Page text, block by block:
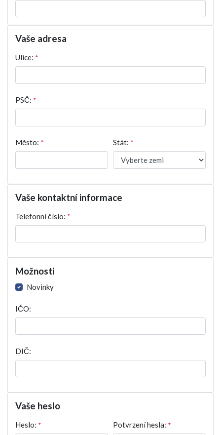
Vaše adresa
Ulice: *
PSČ: *
Město: * Stát: *
Vaše kontaktní informace
Telefonní číslo: *
Možnosti
Novinky
IČO:
DIČ:
Vaše heslo
Heslo: * Potvrzení hesla: *